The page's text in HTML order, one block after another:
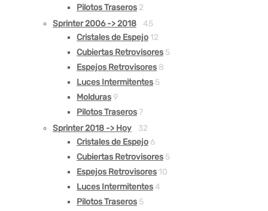
Pilotos Traseros 2
Sprinter 2006 -> 2018
45
Cristales de Espejo 12
Cubiertas Retrovisores 5
Espejos Retrovisores 8
Luces Intermitentes 5
Molduras 9
Pilotos Traseros7
Sprinter 2018 -> Hoy
32
Cristales de Espejo 6
Cubiertas Retrovisores 5
Espejos Retrovisores 10
Luces Intermitentes 4
Pilotos Traseros 5